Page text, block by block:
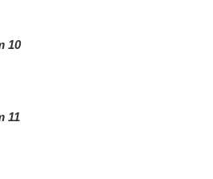
10
11